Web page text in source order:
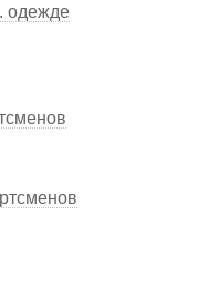
одежде